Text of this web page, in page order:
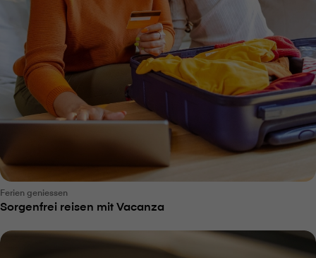
Ferien geniessen
Sorgenfrei reisen mit Vacanza